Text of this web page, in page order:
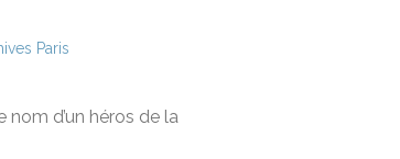
Paris
d’un héros de la